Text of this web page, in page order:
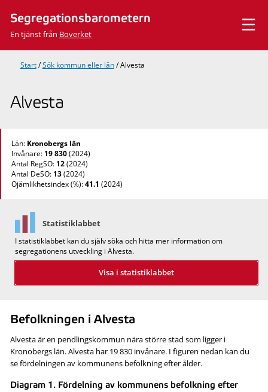
innehåll
Segregationsbarometern
En tjänst från Boverket
Start/Sök kommun eller län/Alvesta
Alvesta
Län: Kronobergs län
Invånare: 19 830(2024)
Antal RegSO: 12(2024)
Antal DeSO: 13(2024)
Ojämlikhetsindex (%):41.1 (2024)
Statistiklabbet
I statistiklabbet kan du själv söka och hitta mer information om
segregationens utveckling i Alvesta.
Visa i statistiklabbet
Befolkningen i Alvesta
Alvesta är en pendlingskommun nära större stad som ligger i
Kronobergs län. Alvesta har 19 830 invånare. I figuren nedan kan du
se fördelningen av kommunens befolkning efter ålder.
Diagram 1. Fördelning av kommunens befolkning efter